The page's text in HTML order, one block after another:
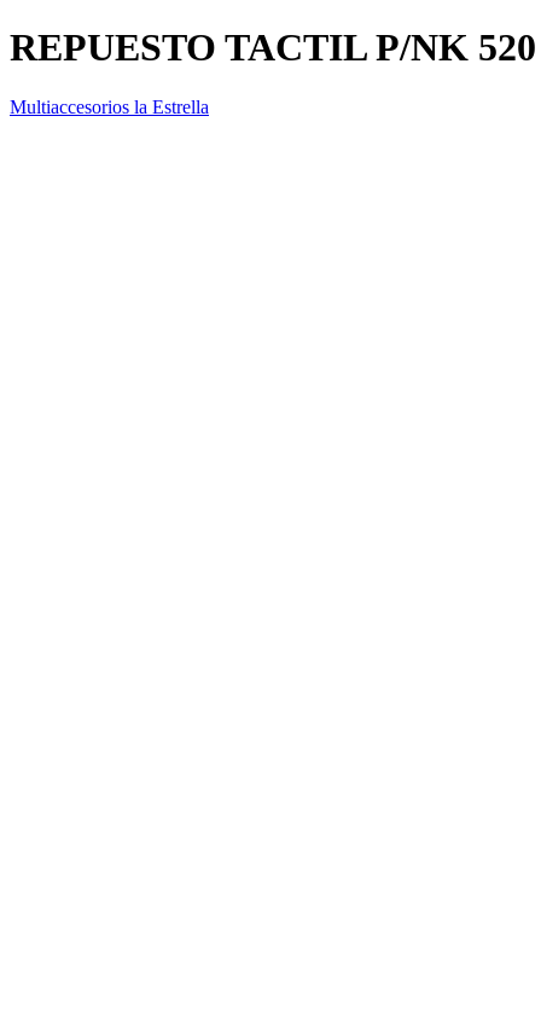
REPUESTO TACTIL P/NK
Multiaccesorios la Estrella